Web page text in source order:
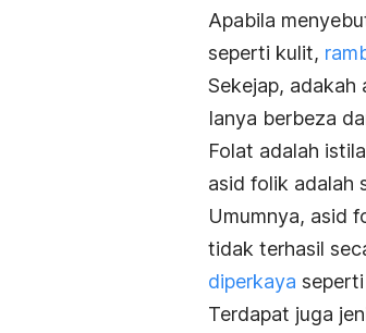
Apabila
seperti kulit,
Sekejap, adakah
Ianya berbeza
Folat adalah
asid folik adalah
Umumnya, asid
tidak terhasil
diperkaya
Terdapat juga